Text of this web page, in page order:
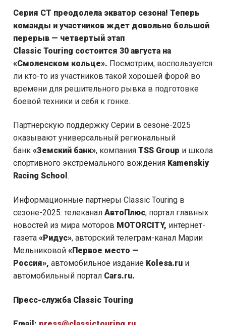
Серия CT преодолела экватор сезона! Теперь
команды и участников ждет довольно большой
перерыв — четвертый этап
Classic Touring состоится 30 августа на
«Смоленском кольце». Посмотрим, воспользуется
ли кто-то из участников такой хорошей форой во
времени для решительного рывка в подготовке
боевой техники и себя к гонке.
Партнерскую поддержку Серии в сезоне-2025
оказывают универсальный региональный
банк «Земский банк», компания TSS Group и школа
спортивного экстремального вождения Kamenskiy
Racing School .
Информационные партнеры Classic Touring в
сезоне-2025: телеканал АвтоПлюс, портал главных
новостей из мира моторов MOTORCITY, интернет-
газета «Ридус», авторский телеграм-канал Марии
Мельниковой «Первое место —
Россия», автомобильное издание Kolesa.ru и
автомобильный портал Cars.ru.
Пресс-служба Classic Touring